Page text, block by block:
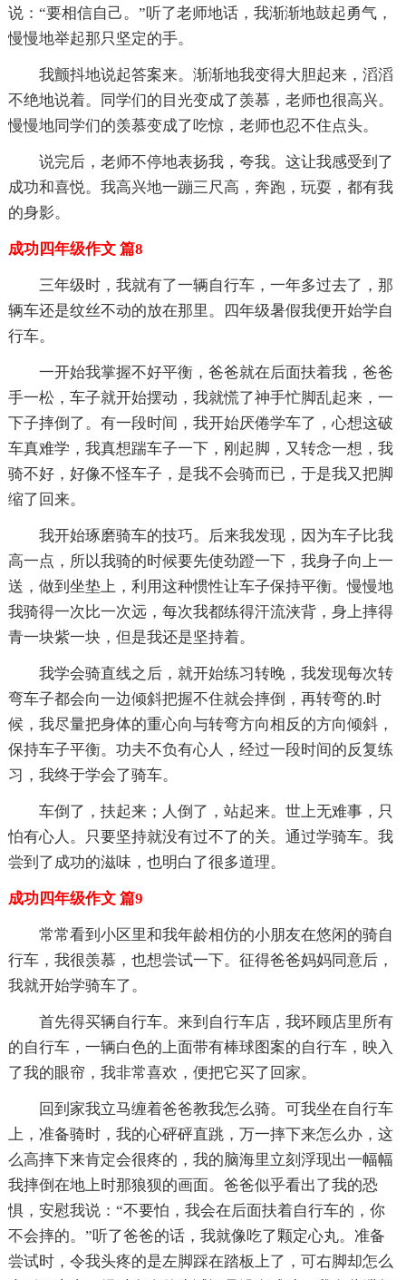
说：“要相信自己。”听了老师地话，我渐渐地鼓起勇气，
慢慢地举起那只坚定的手。
我颤抖地说起答案来。渐渐地我变得大胆起来，滔滔
不绝地说着。同学们的目光变成了羡慕，老师也很高兴。
慢慢地同学们的羡慕变成了吃惊，老师也忍不住点头。
说完后，老师不停地表扬我，夸我。这让我感受到了
成功和喜悦。我高兴地一蹦三尺高，奔跑，玩耍，都有我
的身影。
成功四年级作文 篇8
三年级时，我就有了一辆自行车，一年多过去了，那
辆车还是纹丝不动的放在那里。四年级暑假我便开始学自
行车。
一开始我掌握不好平衡，爸爸就在后面扶着我，爸爸
手一松，车子就开始摆动，我就慌了神手忙脚乱起来，一
下子摔倒了。有一段时间，我开始厌倦学车了，心想这破
车真难学，我真想踹车子一下，刚起脚，又转念一想，我
骑不好，好像不怪车子，是我不会骑而已，于是我又把脚
缩了回来。
我开始琢磨骑车的技巧。后来我发现，因为车子比我
高一点，所以我骑的时候要先使劲蹬一下，我身子向上一
送，做到坐垫上，利用这种惯性让车子保持平衡。慢慢地
我骑得一次比一次远，每次我都练得汗流浃背，身上摔得
青一块紫一块，但是我还是坚持着。
我学会骑直线之后，就开始练习转晚，我发现每次转
弯车子都会向一边倾斜把握不住就会摔倒，再转弯的.时
候，我尽量把身体的重心向与转弯方向相反的方向倾斜，
保持车子平衡。功夫不负有心人，经过一段时间的反复练
习，我终于学会了骑车。
车倒了，扶起来；人倒了，站起来。世上无难事，只
怕有心人。只要坚持就没有过不了的关。通过学骑车。我
尝到了成功的滋味，也明白了很多道理。
成功四年级作文 篇9
常常看到小区里和我年龄相仿的小朋友在悠闲的骑自
行车，我很羡慕，也想尝试一下。征得爸爸妈妈同意后，
我就开始学骑车了。
首先得买辆自行车。来到自行车店，我环顾店里所有
的自行车，一辆白色的上面带有棒球图案的自行车，映入
了我的眼帘，我非常喜欢，便把它买了回家。
回到家我立马缠着爸爸教我怎么骑。可我坐在自行车
上，准备骑时，我的心砰砰直跳，万一摔下来怎么办，这
么高摔下来肯定会很疼的，我的脑海里立刻浮现出一幅幅
我摔倒在地上时那狼狈的画面。爸爸似乎看出了我的恐
惧，安慰我说：“不要怕，我会在后面扶着自行车的，你
不会摔的。”听了爸爸的话，我就像吃了颗定心丸。准备
尝试时，令我头疼的是左脚踩在踏板上了，可右脚却怎么